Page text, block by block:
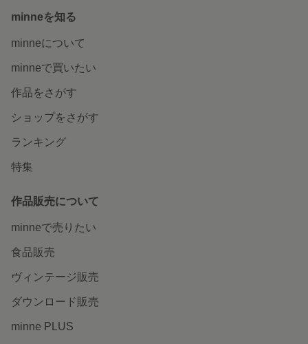
minneを知る
minneについて
minneで買いたい
作品をさがす
ショップをさがす
ランキング
特集
作品販売について
minneで売りたい
食品販売
ヴィンテージ販売
ダウンロード販売
minne PLUS